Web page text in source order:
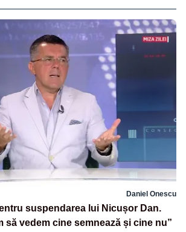
Daniel Onescu
suspendarea lui Nicușor Dan.
să vedem cine semnează și cine nu”